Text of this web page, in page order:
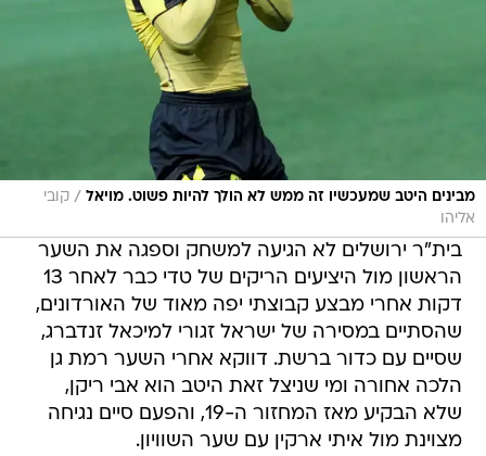
מבינים היטב שמעכשיו זה ממש לא הולך להיות פשוט. מויאל / קובי
אליהו
בית"ר ירושלים לא הגיעה למשחק וספגה את השער
הראשון מול היציעים הריקים של טדי כבר לאחר 13
דקות אחרי מבצע קבוצתי יפה מאוד של האורדונים,
שהסתיים במסירה של ישראל זגורי למיכאל זנדברג,
שסיים עם כדור ברשת. דווקא אחרי השער רמת גן
הלכה אחורה ומי שניצל זאת היטב הוא אבי ריקן,
שלא הבקיע מאז המחזור ה-19, והפעם סיים נגיחה
מצוינת מול איתי ארקין עם שער השוויון.